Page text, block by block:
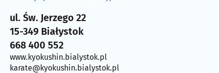
ul. Św. Jerzego 22
15-349 Białystok
668 400 552
www.kyokushin.bialystok.pl
karate@kyokushin.bialystok.pl